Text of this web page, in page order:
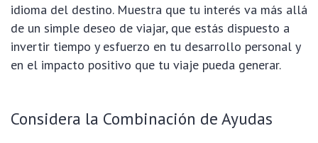
idioma del destino. Muestra que tu interés va más allá
de un simple deseo de viajar, que estás dispuesto a
invertir tiempo y esfuerzo en tu desarrollo personal y
en el impacto positivo que tu viaje pueda generar.
Considera la Combinación de Ayudas